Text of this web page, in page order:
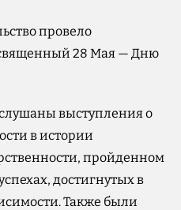
провело
28 Мая — Дню
выступления о
в истории
пройденном
достигнутых в
Также были